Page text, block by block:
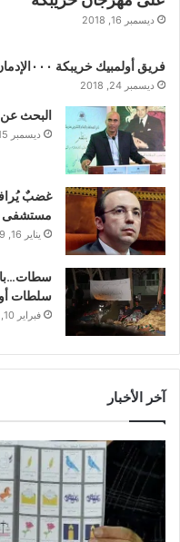
ديسمبر 16, 2018
فريق أولمبيك خريبكة ٠٠٠الإدمان على الهزيمة
ديسمبر 24, 2018
البحث عن
ديسمبر 15, 2018
غضبٌ
مستشفى
يناير 16, 2019
سلطات
فبراير 10, 2019
آخر الأخبار